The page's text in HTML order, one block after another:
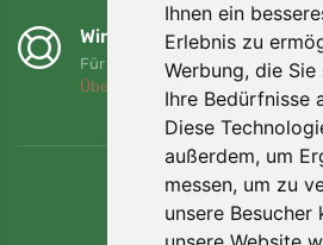
Ihnen ein
Erlebnis zu
Werbung, die Sie
Ihre Bedürfnisse
Diese
außerdem, um
messen, um zu
unsere Besucher
Wir unterstützen
Für jede Bestellung pflanzen wir
Über uns